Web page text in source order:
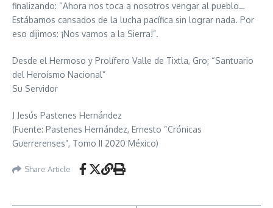
finalizando: “Ahora nos toca a nosotros vengar al pueblo…
Estábamos cansados de la lucha pacífica sin lograr nada. Por
eso dijimos: ¡Nos vamos a la Sierra!”.
Desde el Hermoso y Prolífero Valle de Tixtla, Gro; “Santuario
del Heroísmo Nacional”
Su Servidor
J Jesús Pastenes Hernández
(Fuente: Pastenes Hernández, Ernesto “Crónicas
Guerrerenses”, Tomo II 2020 México)
Share Article